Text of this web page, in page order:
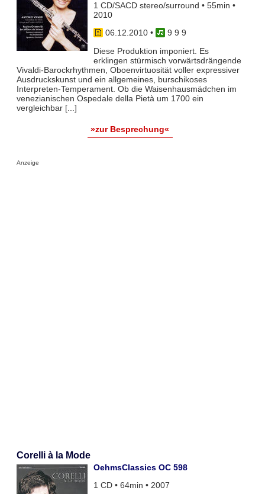
1 CD/SACD stereo/surround • 55min •
2010
06.12.2010•
9 9 9
Diese Produktion imponiert. Es
erklingen stürmisch vorwärtsdrängende
Vivaldi-Barockrhythmen, Oboenvirtuosität voller expressiver
Ausdruckskunst und ein allgemeines, burschikoses
Interpreten-Temperament. Ob die Waisenhausmädchen im
venezianischen Ospedale della Pietà um 1700 ein
vergleichbar [...]
»zur Besprechung«
Anzeige
Corelli à la Mode
OehmsClassics OC 598
1 CD • 64min • 2007